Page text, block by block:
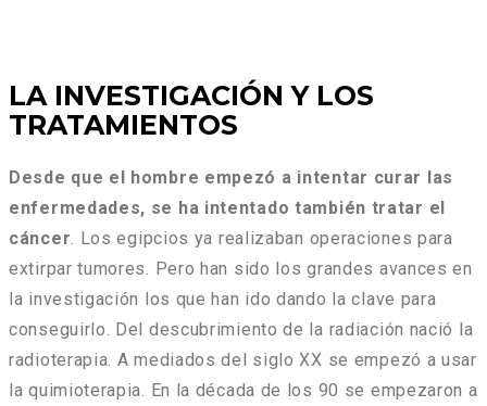
LA INVESTIGACIÓN Y LOS
TRATAMIENTOS
Desde que el hombre empezó a intentar curar las
enfermedades, se ha intentado también tratar el
cáncer. Los egipcios ya realizaban operaciones para
extirpar tumores. Pero han sido los grandes avances en
la investigación los que han ido dando la clave para
conseguirlo. Del descubrimiento de la radiación nació la
radioterapia. A mediados del siglo XX se empezó a usar
la quimioterapia. En la década de los 90 se empezaron a